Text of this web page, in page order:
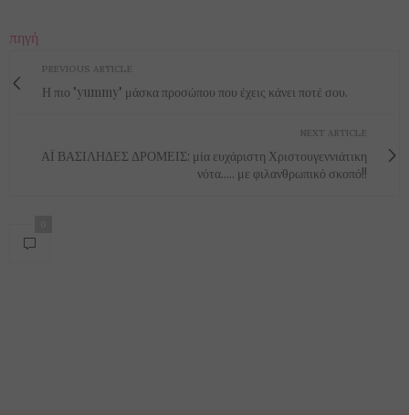
πηγή
PREVIOUS ARTICLE
Η πιο "yummy" μάσκα προσώπου που έχεις κάνει ποτέ σου.
NEXT ARTICLE
ΑΪ ΒΑΣΙΛΗΔΕΣ ΔΡΟΜΕΙΣ: μία ευχάριστη Χριστουγεννιάτικη
νότα..... με φιλανθρωπικό σκοπό!!